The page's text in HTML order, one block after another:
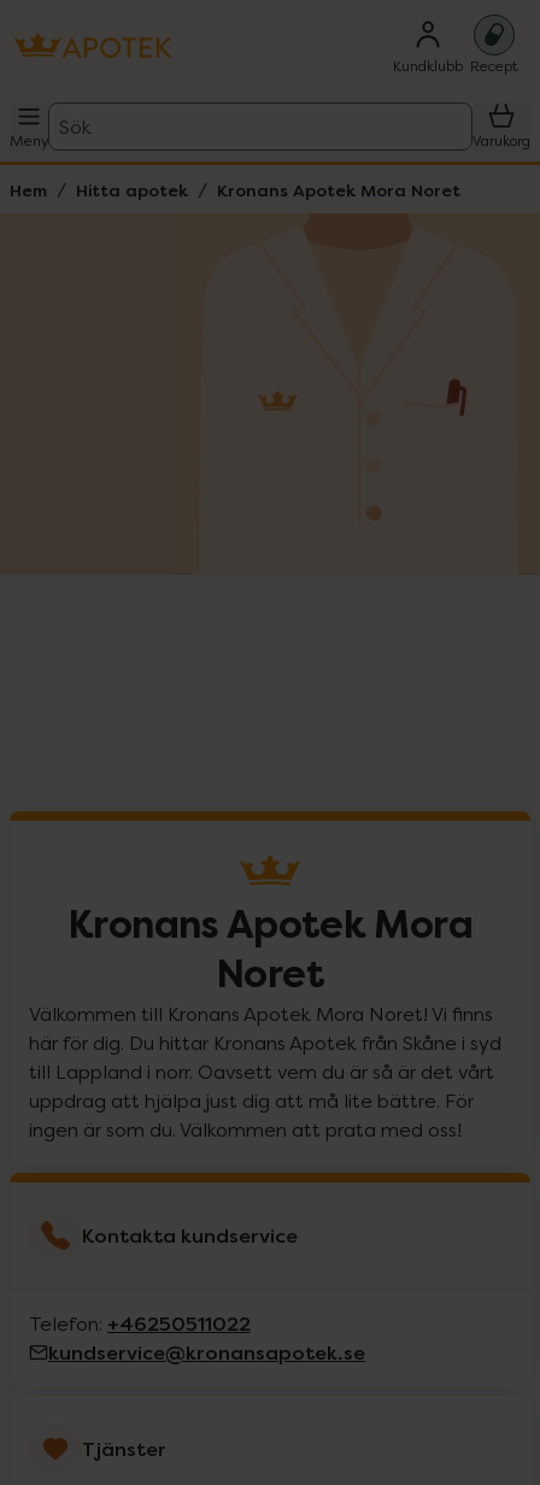
Kundklubb Recept
Meny
Sök
Varukorg
Hem Hitta apotek Kronans Apotek Mora Noret
Kronans Apotek Mora
Noret
Välkommen till Kronans Apotek Mora Noret! Vi finns
här för dig. Du hittar Kronans Apotek från Skåne i syd
till Lappland i norr. Oavsett vem du är så är det vårt
uppdrag att hjälpa just dig att må lite bättre. För
ingen är som du. Välkommen att prata med oss!
Kontakta kundservice
Telefon: +46250511022
kundservice@kronansapotek.se
Tjänster